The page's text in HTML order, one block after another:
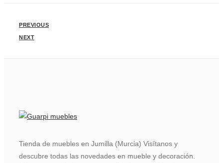
PREVIOUS
NEXT
Tienda de muebles en Jumilla (Murcia) Visítanos y
descubre todas las novedades en mueble y decoración.